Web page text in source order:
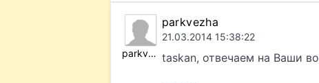
parkvezha
parkvezha
21.03.2014 15:38:22
taskan, отвечаем на Ваши